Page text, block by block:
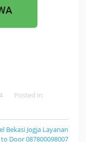
Posted in
Bekasi Jogja Layanan
Door 087800098007